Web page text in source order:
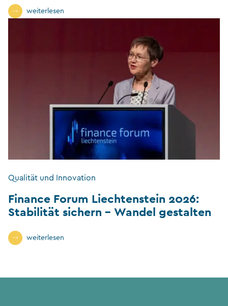
weiterlesen
Qualität und Innovation
Finance Forum Liechtenstein 2026:
Stabilität sichern – Wandel gestalten
weiterlesen